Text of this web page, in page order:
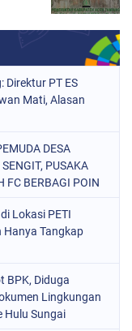
Direktur PT ES
Mati, Alasan
DESA
PUSAKA
FC BERBAGI POIN
Lokasi PETI
Hanya Tangkap
BPK, Diduga
Lingkungan
Hulu Sungai